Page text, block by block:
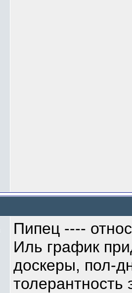
Пипец ----
Иль график
доскеры, пол-
толерантность